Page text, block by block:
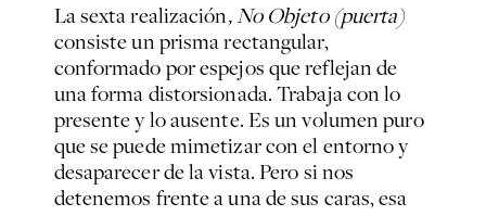
La sexta realización, No Objeto (puerta)
consiste un prisma rectangular,
conformado por espejos que reflejan de
una forma distorsionada. Trabaja con lo
presente y lo ausente. Es un volumen puro
que se puede mimetizar con el entorno y
desaparecer de la vista. Pero si nos
detenemos frente a una de sus caras, esa